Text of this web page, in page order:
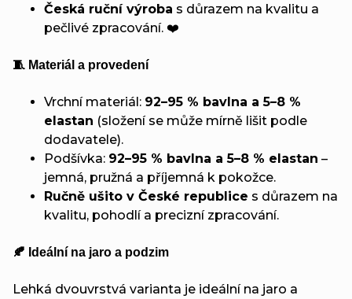
Česká ruční výroba s důrazem na kvalitu a
pečlivé zpracování. ❤️
🧵 Materiál a provedení
Vrchní materiál: 92–95 % bavlna a 5–8 %
elastan (složení se může mírně lišit podle
dodavatele).
Podšívka: 92–95 % bavlna a 5–8 % elastan –
jemná, pružná a příjemná k pokožce.
Ručně ušito v České republice s důrazem na
kvalitu, pohodlí a precizní zpracování.
🍂 Ideální na jaro a podzim
Lehká dvouvrstvá varianta je ideální na jaro a